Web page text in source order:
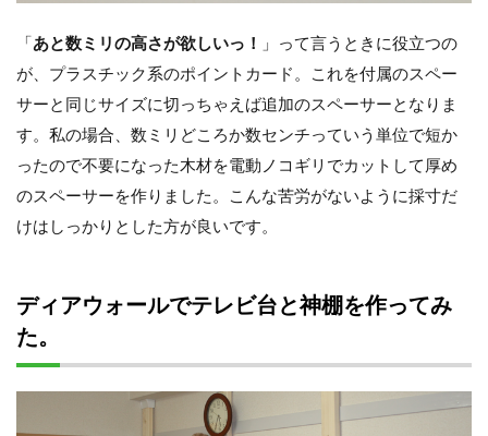
「あと数ミリの高さが欲しいっ！
」って言うときに役立つの
が、プラスチック系のポイントカード。これを付属のスペー
サーと同じサイズに切っちゃえば追加のスペーサーとなりま
す。私の場合、数ミリどころか数センチっていう単位で短か
ったので不要になった木材を電動ノコギリでカットして厚め
のスペーサーを作りました。こんな苦労がないように採寸だ
けはしっかりとした方が良いです。
ディアウォールでテレビ台と神棚を作ってみ
た。